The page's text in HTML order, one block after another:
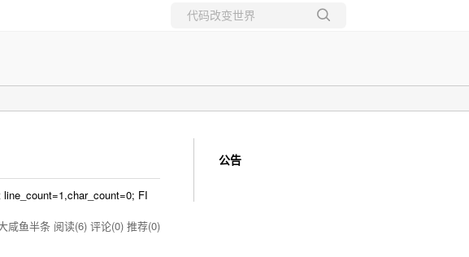
FI
咸鱼半条 阅读(6) 评论(0) 推荐(0)
公告